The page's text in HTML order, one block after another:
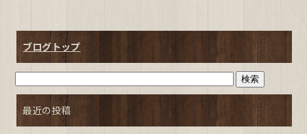
ブログトップ
最近の投稿